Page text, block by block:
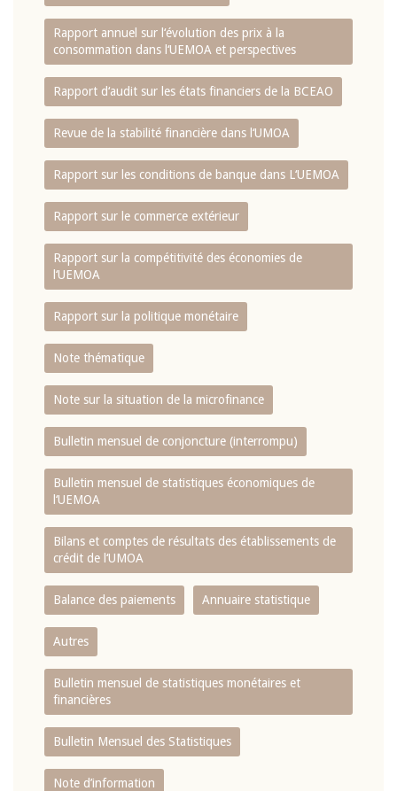
Rapport annuel sur l‘évolution des prix à la
consommation dans l‘UEMOA et perspectives
Rapport d‘audit sur les états financiers de la BCEAO
Revue de la stabilité financière dans l‘UMOA
Rapport sur les conditions de banque dans L‘UEMOA
Rapport sur le commerce extérieur
Rapport sur la compétitivité des économies de
l‘UEMOA
Rapport sur la politique monétaire
Note thématique
Note sur la situation de la microfinance
Bulletin mensuel de conjoncture (interrompu)
Bulletin mensuel de statistiques économiques de
l‘UEMOA
Bilans et comptes de résultats des établissements de
crédit de l‘UMOA
Balance des paiements Annuaire statistique
Autres
Bulletin mensuel de statistiques monétaires et
financières
Bulletin Mensuel des Statistiques
Note d’information